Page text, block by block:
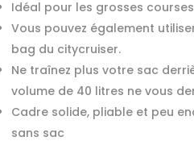
Idéal pour les grosses
Vous pouvez également
bag du citycruiser.
Ne traînez plus votre sac
volume de 40 litres ne vous
Cadre solide, pliable et peu
sans sac